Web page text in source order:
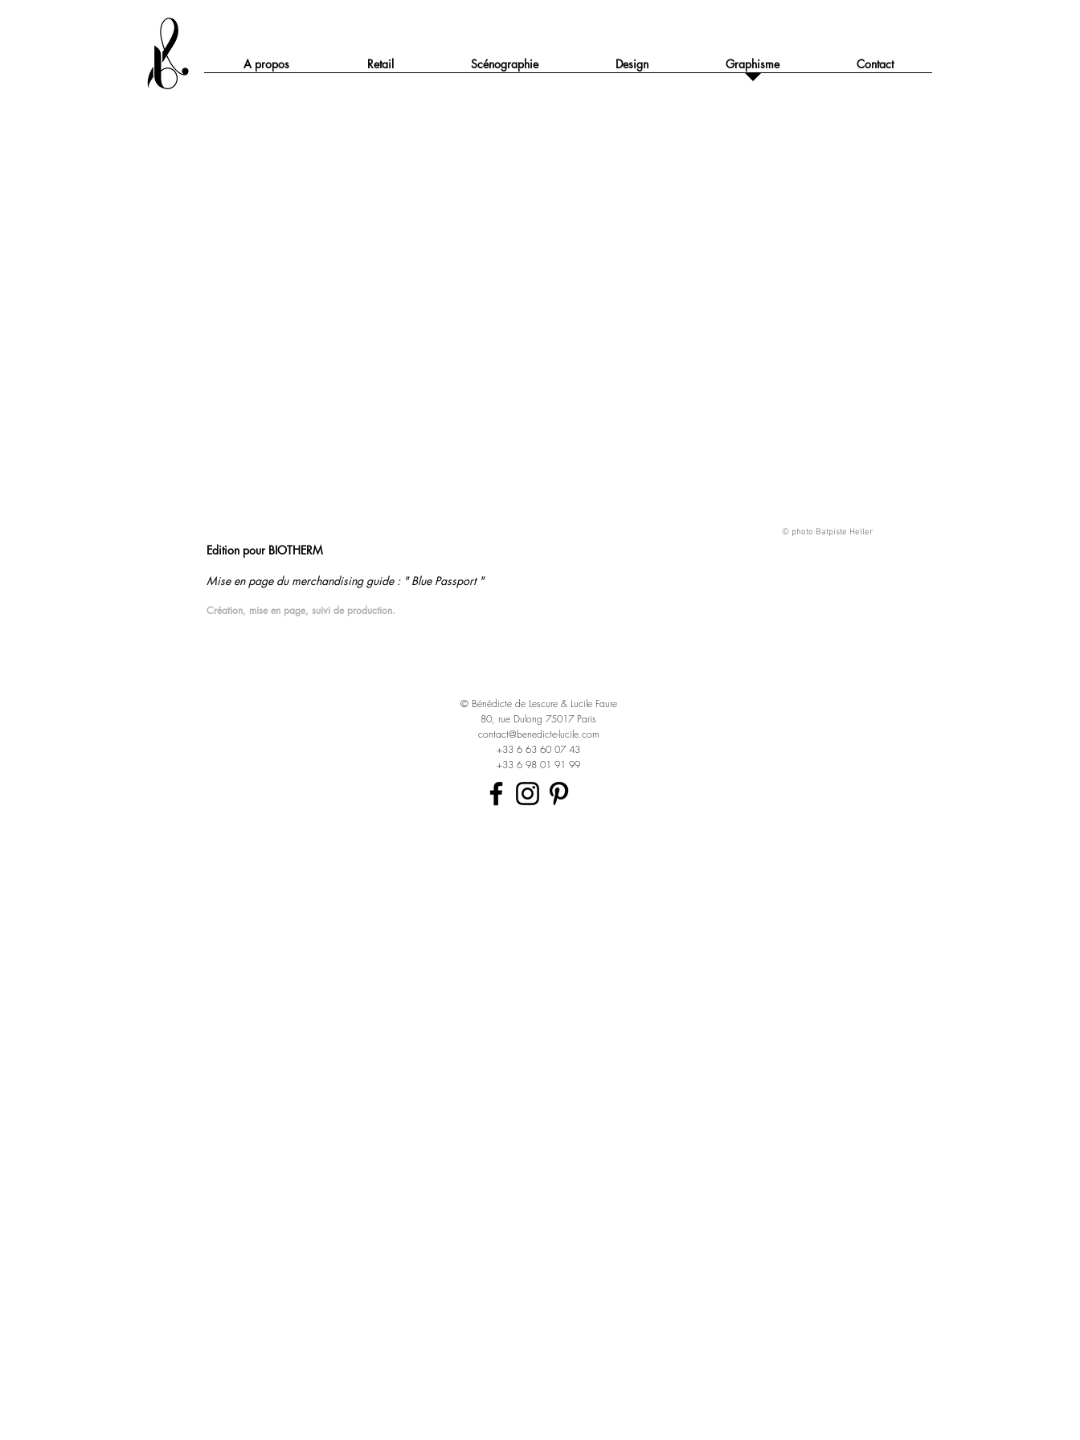
A propos Retail Scénographie Design Graphisme Contact
© photo Batpiste Heller
Edition pour BIOTHERM
Mise en page du merchandising guide : " Blue Passport "
Création, mise en page, suivi de production.
© Bénédicte de Lescure & Lucile Faure
80, rue Dulong 75017 Paris
contact@benedicte-lucile.com
+33 6 63 60 07 43
+33 6 98 01 91 99